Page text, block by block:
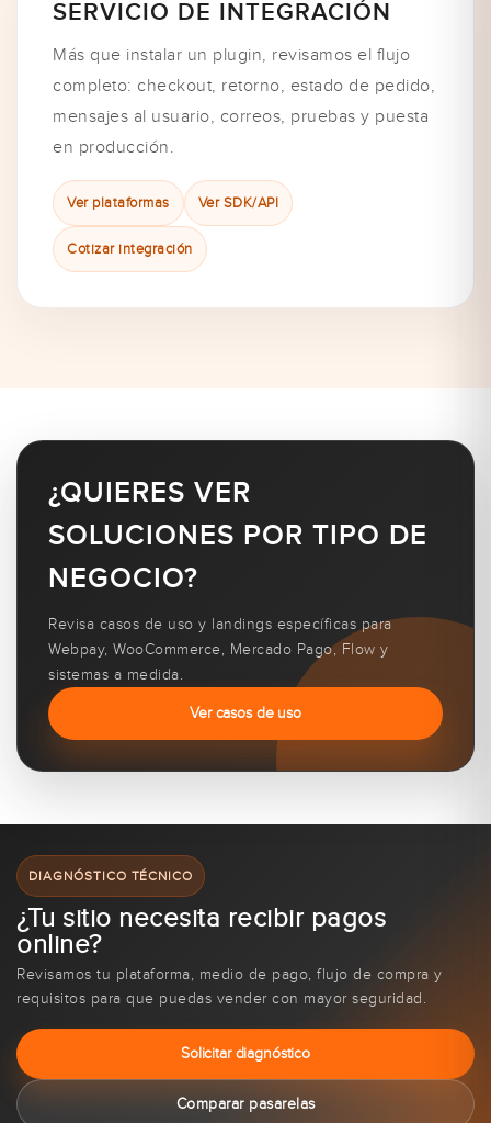
SERVICIO DE INTEGRACIÓN
Más que instalar un plugin, revisamos el flujo
completo: checkout, retorno, estado de pedido,
mensajes al usuario, correos, pruebas y puesta
en producción.
Ver plataformas Ver SDK/API
Cotizar integración
¿QUIERES VER
SOLUCIONES POR TIPO DE
NEGOCIO?
Revisa casos de uso y landings específicas para
Webpay, WooCommerce, Mercado Pago, Flow y
sistemas a medida.
Ver casos de uso
DIAGNÓSTICO TÉCNICO
¿Tu sitio necesita recibir pagos
online?
Revisamos tu plataforma, medio de pago, flujo de compra y
requisitos para que puedas vender con mayor seguridad.
Solicitar diagnóstico
Comparar pasarelas